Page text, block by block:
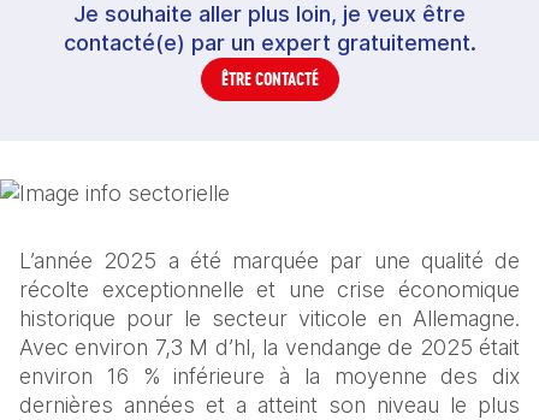
Je souhaite aller plus loin, je veux être
contacté(e) par un expert gratuitement.
ÊTRE CONTACTÉ
L’année 2025 a été marquée par une qualité de
récolte exceptionnelle et une crise économique
historique pour le secteur viticole en Allemagne.
Avec environ 7,3 M d’hl, la vendange de 2025 était
environ 16 % inférieure à la moyenne des dix
dernières années et a atteint son niveau le plus